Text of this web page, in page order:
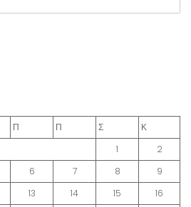
Π Π Σ
Κ
1
2
6 7 8
9
13 14 15
16